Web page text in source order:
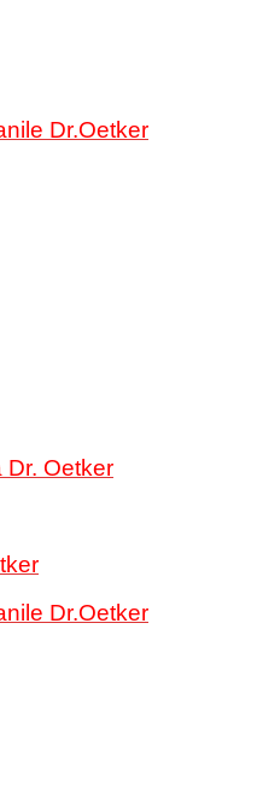
Dr.Oetker
Dr. Oetker
Dr.Oetker